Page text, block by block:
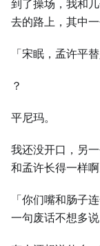
到了操场，我和
去的路上，其中一
「宋眠，孟许平
？
平尼玛。
我还没开口，另
和孟许长得一样啊
「你们嘴和肠子
一句废话不想多说